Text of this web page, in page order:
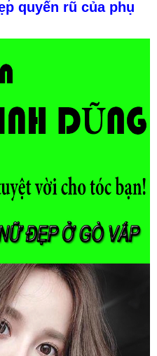
quyến rũ của phụ